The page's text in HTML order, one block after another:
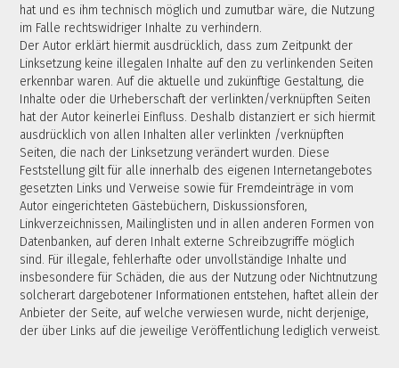
hat und es ihm technisch möglich und zumutbar wäre, die Nutzung
im Falle rechtswidriger Inhalte zu verhindern.
Der Autor erklärt hiermit ausdrücklich, dass zum Zeitpunkt der
Linksetzung keine illegalen Inhalte auf den zu verlinkenden Seiten
erkennbar waren. Auf die aktuelle und zukünftige Gestaltung, die
Inhalte oder die Urheberschaft der verlinkten/verknüpften Seiten
hat der Autor keinerlei Einfluss. Deshalb distanziert er sich hiermit
ausdrücklich von allen Inhalten aller verlinkten /verknüpften
Seiten, die nach der Linksetzung verändert wurden. Diese
Feststellung gilt für alle innerhalb des eigenen Internetangebotes
gesetzten Links und Verweise sowie für Fremdeinträge in vom
Autor eingerichteten Gästebüchern, Diskussionsforen,
Linkverzeichnissen, Mailinglisten und in allen anderen Formen von
Datenbanken, auf deren Inhalt externe Schreibzugriffe möglich
sind. Für illegale, fehlerhafte oder unvollständige Inhalte und
insbesondere für Schäden, die aus der Nutzung oder Nichtnutzung
solcherart dargebotener Informationen entstehen, haftet allein der
Anbieter der Seite, auf welche verwiesen wurde, nicht derjenige,
der über Links auf die jeweilige Veröffentlichung lediglich verweist.